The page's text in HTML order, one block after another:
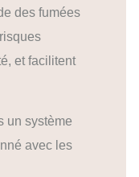
des fumées
et facilitent
un système
avec les